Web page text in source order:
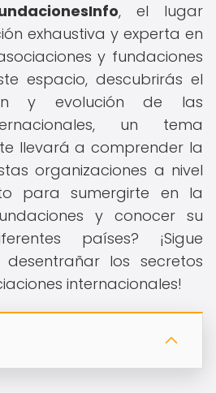
, el lugar
exhaustiva y experta en
y fundaciones
espacio, descubrirás el
y evolución de las
un tema
llevará a comprender la
organizaciones a nivel
para sumergirte en la
y conocer su
países? ¡Sigue
los secretos
internacionales!